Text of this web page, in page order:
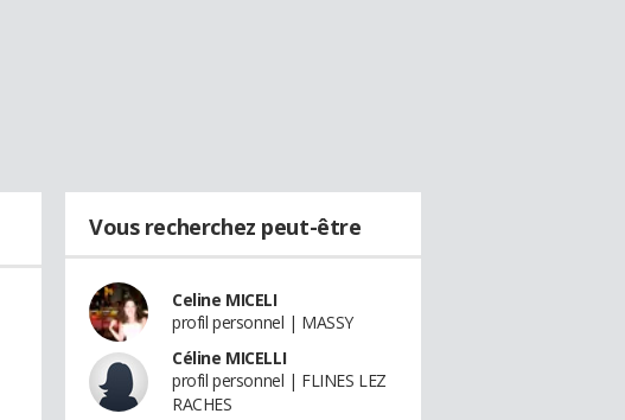
Vous recherchez peut-être
Celine MICELI
profil personnel | MASSY
Céline MICELLI
profil personnel | FLINES LEZ
RACHES